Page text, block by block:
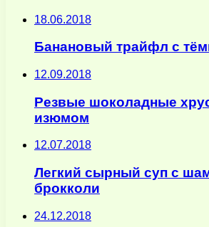
18.06.2018
Банановый трайфл с
12.09.2018
Резвые шоколадные
изюмом
12.07.2018
Легкий сырный суп с
брокколи
24.12.2018